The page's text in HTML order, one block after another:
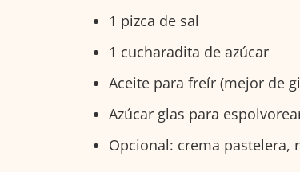
1 pizca de sal
1 cucharadita de azúcar
Aceite para freír (mejor de
Azúcar glas para
Opcional: crema pastelera,